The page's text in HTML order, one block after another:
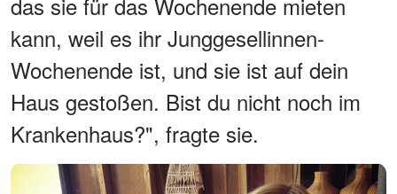
kann, weil es ihr Junggesellinnen-
Wochenende ist, und sie ist auf dein
Haus gestoßen. Bist du nicht noch im
Krankenhaus?", fragte sie.